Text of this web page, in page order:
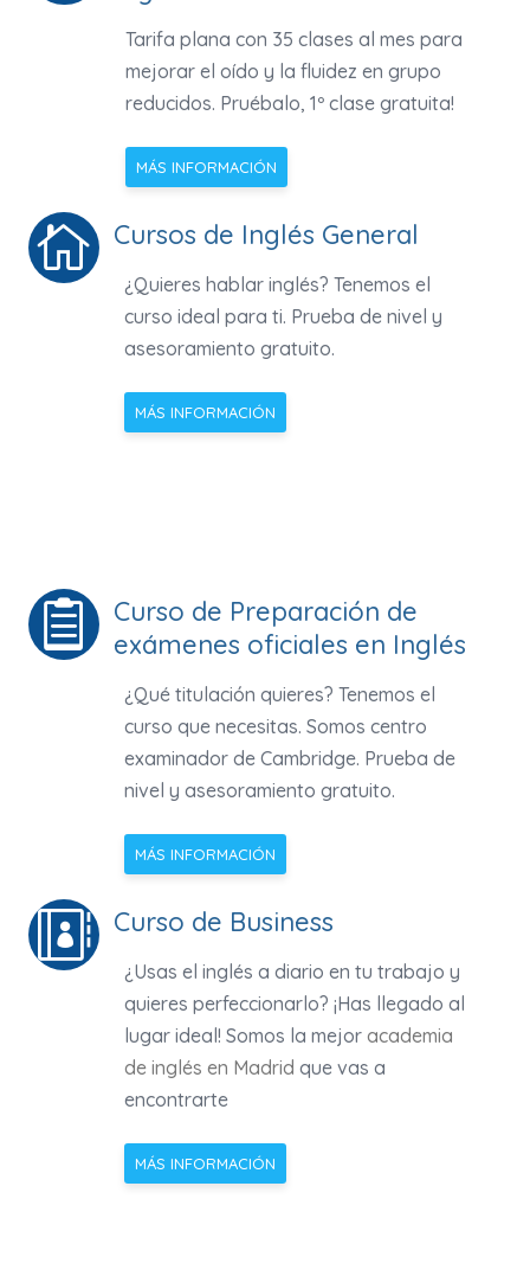
Tarifa plana con 35 clases al mes para
mejorar el oído y la fluidez en grupo
reducidos. Pruébalo, 1º clase gratuita!
MÁS INFORMACIÓN
 Cursos de Inglés General
¿Quieres hablar inglés? Tenemos el
curso ideal para ti. Prueba de nivel y
asesoramiento gratuito.
MÁS INFORMACIÓN

Curso de Preparación de
exámenes oficiales en Inglés
¿Qué titulación quieres? Tenemos el
curso que necesitas. Somos centro
examinador de Cambridge. Prueba de
nivel y asesoramiento gratuito.
MÁS INFORMACIÓN
 Curso de Business
¿Usas el inglés a diario en tu trabajo y
quieres perfeccionarlo? ¡Has llegado al
lugar ideal! Somos la mejoracademia
de inglés en Madrid que vas a
encontrarte
MÁS INFORMACIÓN